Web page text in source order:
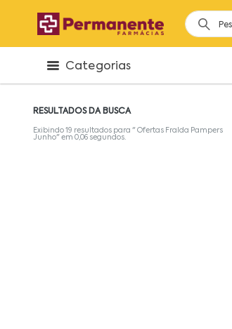
Categorias
RESULTADOS DA BUSCA
Exibindo 19 resultados para " Ofertas Fralda Pampers
Junho" em 0,06 segundos.